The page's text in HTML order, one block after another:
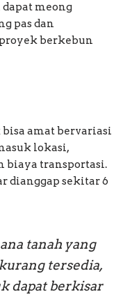
meong
pas dan
berkebun
amat bervariasi
lokasi,
biaya transportasi.
dianggap sekitar 6
tanah yang
tersedia,
dapat berkisar